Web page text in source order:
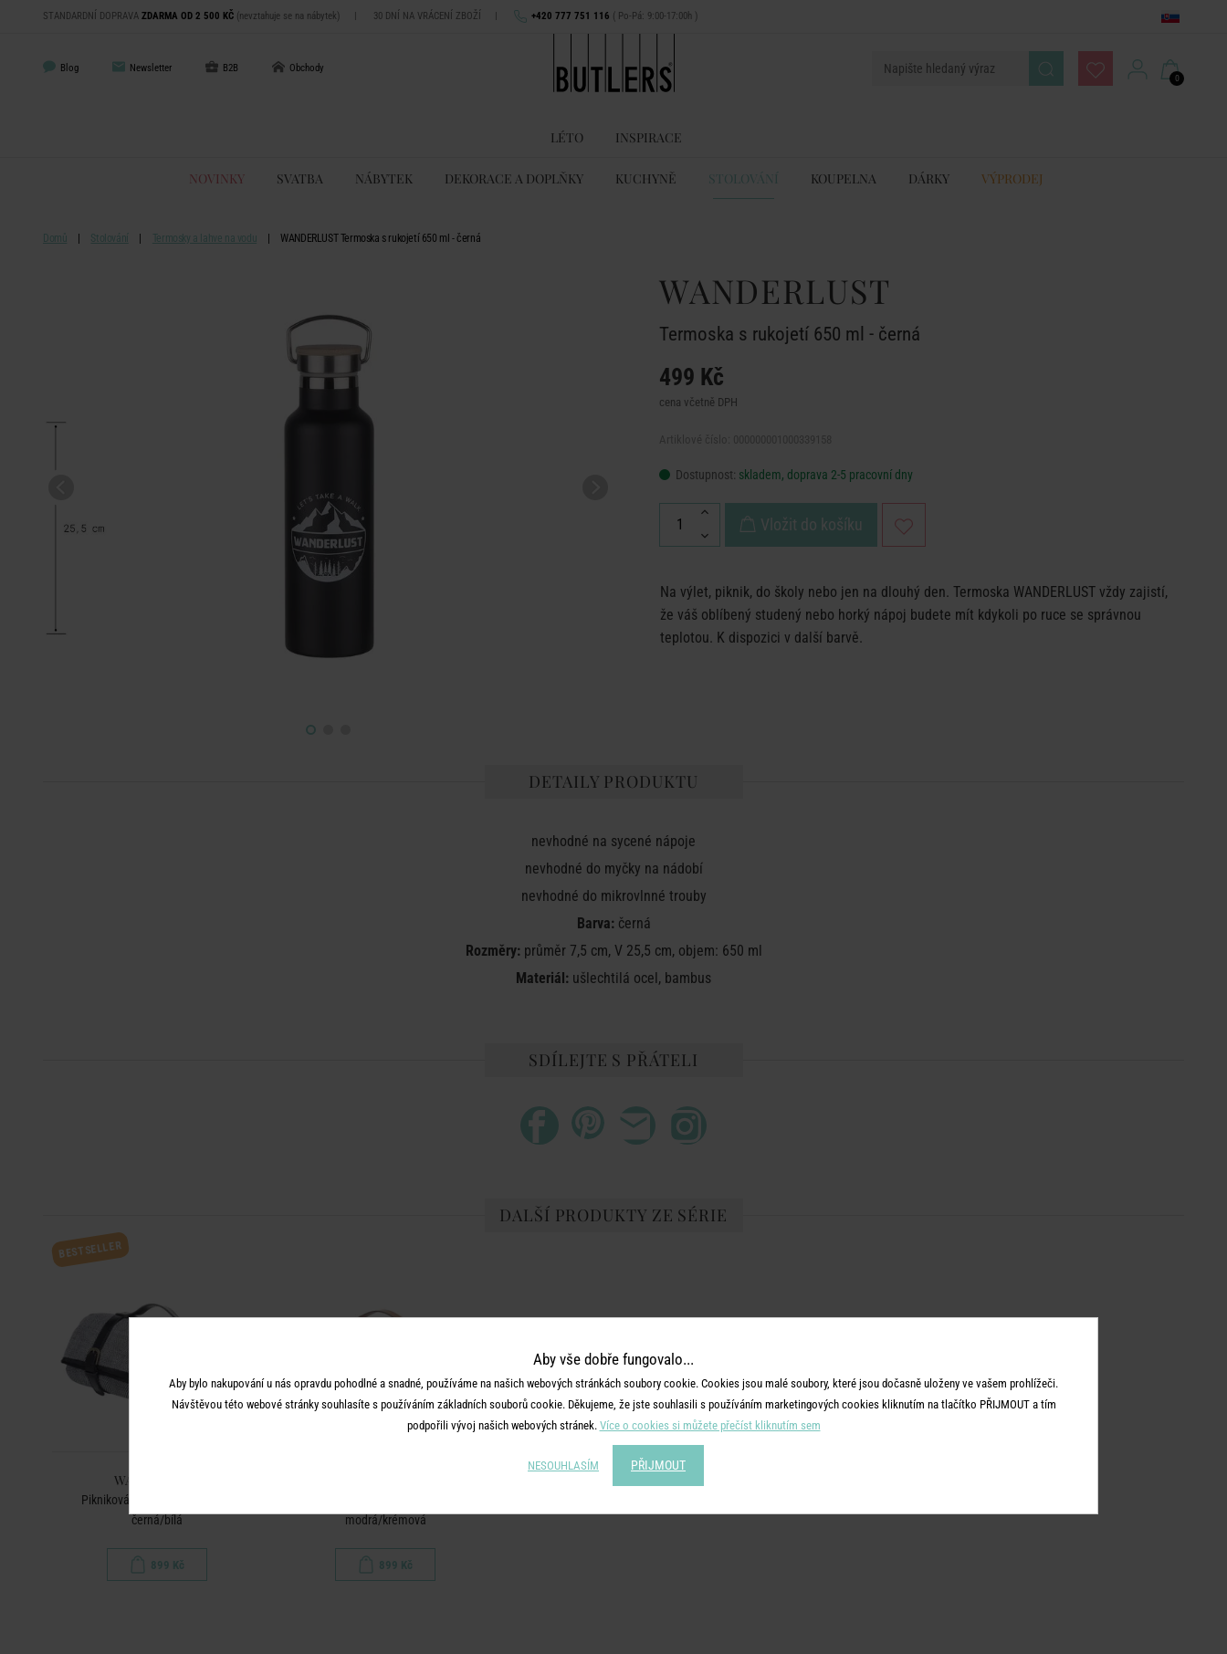
STANDARDNÍ DOPRAVA ZDARMA OD 2 500 KČ (nevztahuje se na nábytek) | 30 DNÍ NA VRÁCENÍ ZBOŽÍ | +420 777 751 116 ( Po-Pá: 9:00-17:00h )
Blog Newsletter B2B Obchody
0
LÉTO INSPIRACE
NOVINKY SVATBA NÁBYTEK DEKORACE A DOPLŇKY KUCHYNĚ STOLOVÁNÍ KOUPELNA DÁRKY VÝPRODEJ
Domů Stolování Termosky a lahve na vodu WANDERLUST Termoska s rukojetí 650 ml - černá
WANDERLUST
Termoska s rukojetí 650 ml - černá
499 Kč
cena včetně DPH
Dostupnost: skladem, doprava 2-5 pracovní dny
Vložit do košíku
Na výlet, piknik, do školy nebo jen na dlouhý den. Termoska WANDERLUST vždy zajistí,
že váš oblíbený studený nebo horký nápoj budete mít kdykoli po ruce se správnou
teplotou. K dispozici v další barvě.
DETAILY PRODUKTU
nevhodné na sycené nápoje
nevhodné do myčky na nádobí
nevhodné do mikrovlnné trouby
Barva:černá
Rozměry:průměr 7,5 cm, V 25,5 cm, objem: 650 ml
Materiál: ušlechtilá ocel, bambus
SDÍLEJTE S PŘÁTELI
DALŠÍ PRODUKTY ZE SÉRIE
BESTSELLER
WANDERLUST
Pikniková deka 150 x 200 cm -
černá/bílá
899 Kč
modrá/krémová
899 Kč
Aby vše dobře fungovalo...
Aby bylo nakupování u nás opravdu pohodlné a snadné, používáme na našich webových stránkách soubory cookie. Cookies jsou malé soubory, které jsou dočasně uloženy ve vašem prohlížeči.
Návštěvou této webové stránky souhlasíte s používáním základních souborů cookie. Děkujeme, že jste souhlasili s používáním marketingových cookies kliknutím na tlačítko PŘIJMOUT a tím
podpořili vývoj našich webových stránek. Více o cookies si můžete přečíst kliknutím sem
NESOUHLASÍM PŘIJMOUT